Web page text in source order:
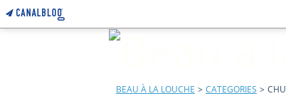
BEAU À LA LOUCHE > CATEGORIES >